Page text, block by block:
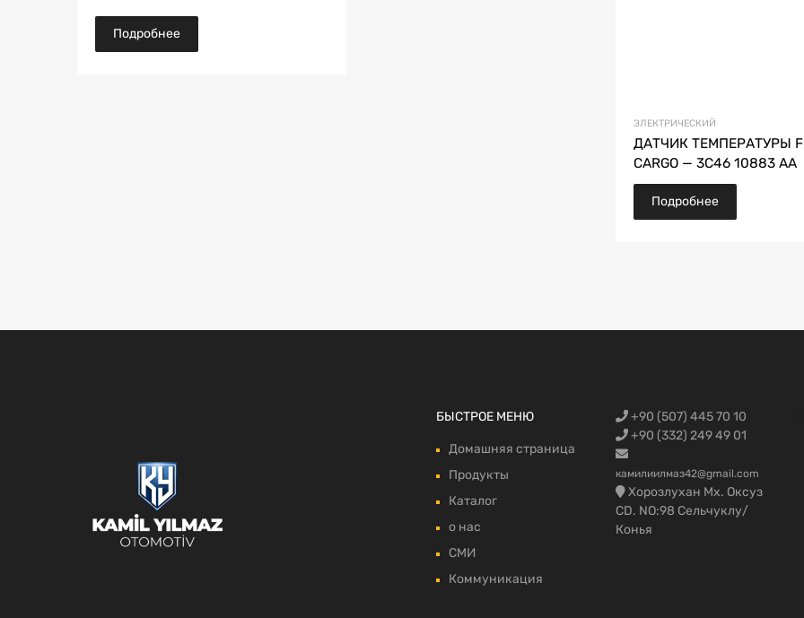
Подробнее
ЭЛЕКТРИЧЕСКИЙ
ДАТЧИК ТЕМПЕРАТУРЫ
CARGO — 3C46 10883 AA
Подробнее
БЫСТРОЕ МЕНЮ
Домашняя страница
Продукты
Каталог
о нас
СМИ
Коммуникация
+90 (507) 445 70 10
+90 (332) 249 49 01
камилиилмаз42@gmail.com
Хорозлухан Мх. Оксуз
CD. NO:98 Сельчуклу/
Конья